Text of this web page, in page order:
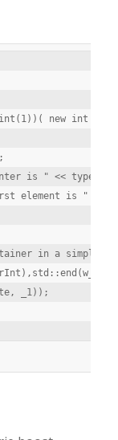
int(1))( new int
is " <<
element is " <<
in a simple